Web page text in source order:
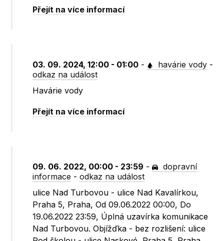
Přejít na více informací
03. 09. 2024, 12:00 - 01:00 - havárie vody -
odkaz na událost
Havárie vody
Přejít na více informací
09. 06. 2022, 00:00 - 23:59 -
dopravní
informace -odkaz na událost
ulice Nad Turbovou - ulice Nad Kavalírkou,
Praha 5, Praha, Od 09.06.2022 00:00, Do
19.06.2022 23:59, Úplná uzavírka komunikace
Nad Turbovou. Objížďka - bez rozlišení: ulice